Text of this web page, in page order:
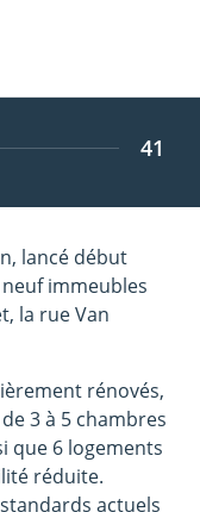
41
lancé début
immeubles
la rue Van
rénovés,
3 à 5 chambres
que 6 logements
réduite.
actuels